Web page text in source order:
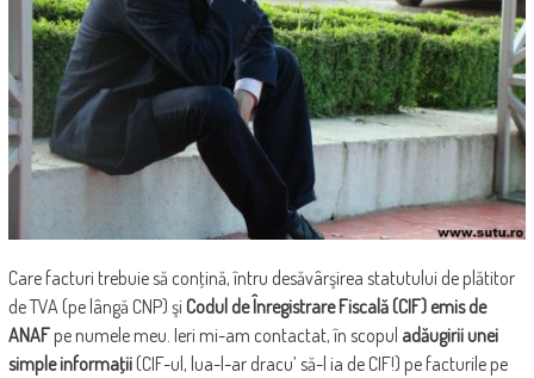
Care facturi trebuie să conţină, întru desăvârşirea statutului de plătitor
de TVA (pe lângă CNP) şi Codul de Înregistrare Fiscală (CIF) emis de
ANAFpe numele meu. Ieri mi-am contactat, în scopul adăugirii unei
simple informaţii(CIF-ul, lua-l-ar dracu’ să-l ia de CIF!) pe facturile pe